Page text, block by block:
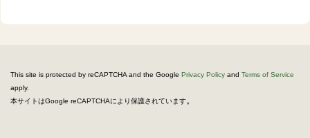
This site is protected by reCAPTCHA and the Google Privacy Policy and Terms of Service
apply.
本サイトはGoogle reCAPTCHAにより保護されています。